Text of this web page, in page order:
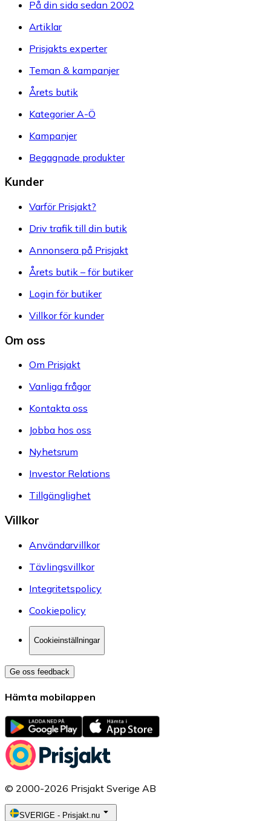
På din sida sedan 2002
Artiklar
Prisjakts experter
Teman & kampanjer
Årets butik
Kategorier A-Ö
Kampanjer
Begagnade produkter
Kunder
Varför Prisjakt?
Driv trafik till din butik
Annonsera på Prisjakt
Årets butik – för butiker
Login för butiker
Villkor för kunder
Om oss
Om Prisjakt
Vanliga frågor
Kontakta oss
Jobba hos oss
Nyhetsrum
Investor Relations
Tillgänglighet
Villkor
Användarvillkor
Tävlingsvillkor
Integritetspolicy
Cookiepolicy
Cookieinställningar
Ge oss feedback
Hämta mobilappen
© 2000-2026 Prisjakt Sverige AB
SVERIGE - Prisjakt.nu